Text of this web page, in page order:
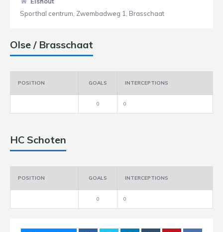
Sporthal centrum, Zwembadweg 1, Brasschaat
Olse / Brasschaat
POSITION GOALS INTERCEPTIONS
0 0
HC Schoten
POSITION GOALS INTERCEPTIONS
0 0